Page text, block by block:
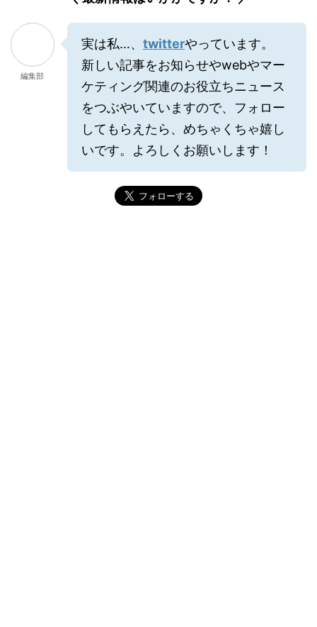
編集部
実は私…、 twitterやっています。
新しい記事をお知らせやwebやマー
ケティング関連のお役立ちニュース
をつぶやいていますので、フォロー
してもらえたら、めちゃくちゃ嬉し
いです。よろしくお願いします！